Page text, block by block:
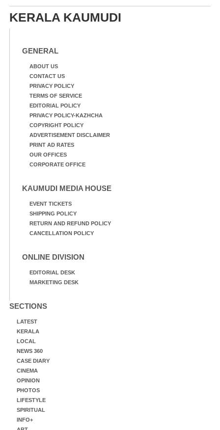
ഓഫീസിനു മുന്നിൽ
കർഷക തൊഴിലാളി
സംയുക്ത സമര സമിതി
പങ്കെടുത്തുകൊണ്ട്
മുൻ മന്ത്രി എസ്. ശർമ്മ
ബീച്ചിൽ നിന്നുള്ള കാഴ്ച്ച
KERALA KAUMUDI
GENERAL
ABOUT US
CONTACT US
PRIVACY POLICY
TERMS OF SERVICE
EDITORIAL POLICY
PRIVACY POLICY-KAZHCHA
COPYRIGHT POLICY
ADVERTISEMENT DISCLAIMER
PRINT AD RATES
OUR OFFICES
CORPORATE OFFICE
KAUMUDI MEDIA HOUSE
EVENT TICKETS
SHIPPING POLICY
RETURN AND REFUND POLICY
CANCELLATION POLICY
ONLINE DIVISION
EDITORIAL DESK
MARKETING DESK
SECTIONS
LATEST
KERALA
LOCAL
NEWS 360
CASE DIARY
CINEMA
OPINION
PHOTOS
LIFESTYLE
SPIRITUAL
INFO+